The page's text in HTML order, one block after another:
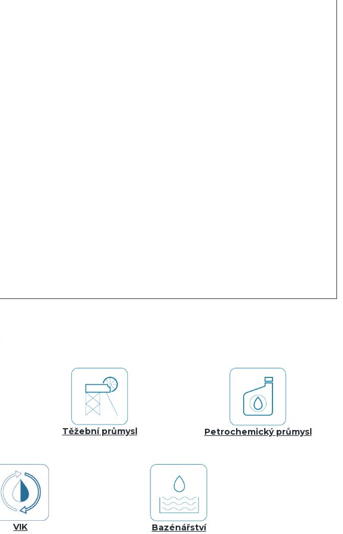
Těžební průmysl Petrochemický průmysl
VIK Bazénářství